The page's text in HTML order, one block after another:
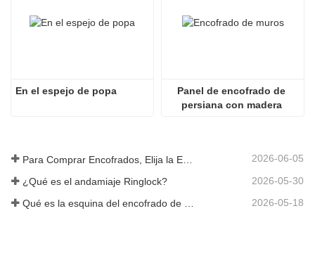
En el espejo de popa
Panel de encofrado de
persiana con madera
2026-06-05
¿Qué es el andamiaje Ringlock? 2026-05-30
Qué es la esquina del encofrado de hormigón 2026-05-18